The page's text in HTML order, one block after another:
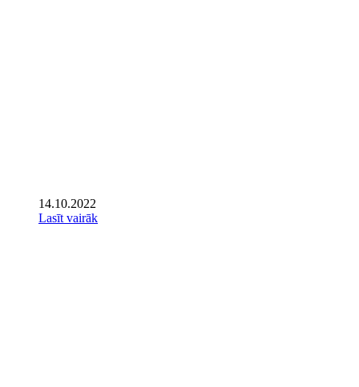
14.10.2022
Lasīt vairāk